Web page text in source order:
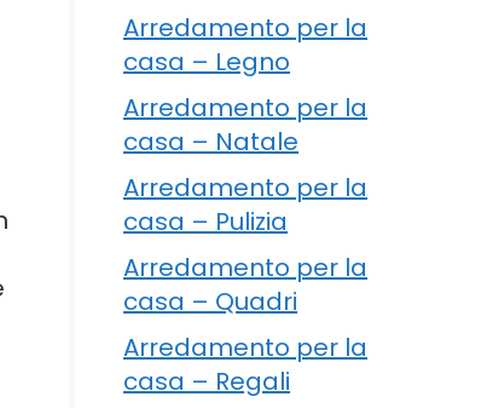
Arredamento per la
casa – Legno
Arredamento per la
casa – Natale
Arredamento per la
casa – Pulizia
Arredamento per la
casa – Quadri
Arredamento per la
casa – Regali